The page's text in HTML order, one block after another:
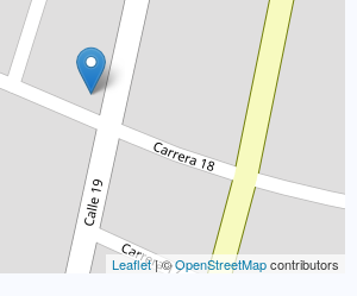
Leaflet| ©OpenStreetMapcontributors